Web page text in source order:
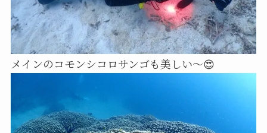
メインのコモンシコロサンゴも美しい～😍